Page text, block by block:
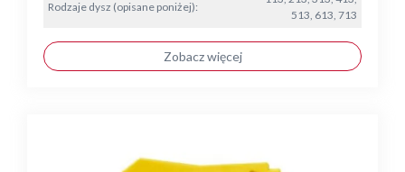
Rodzaje dysz (opisane poniżej):
513, 613, 713
Zobacz więcej